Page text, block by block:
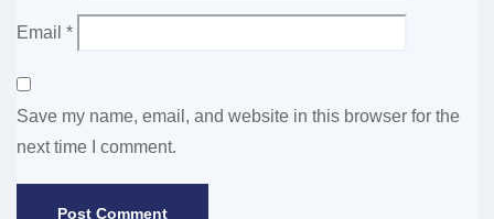
Email *
Save my name, email, and website in this browser for the
next time I comment.